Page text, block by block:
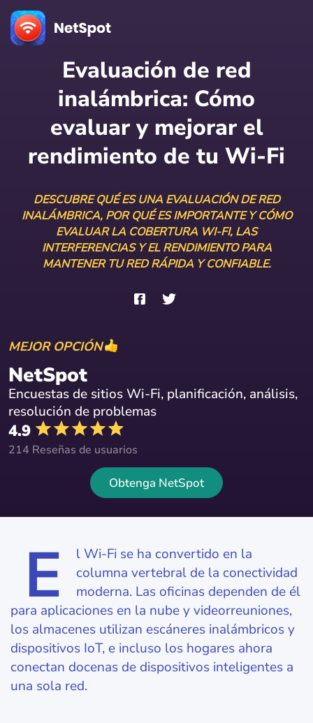
Evaluación de red
inalámbrica: Cómo
evaluar y mejorar el
rendimiento de tu Wi‑Fi
DESCUBRE QUÉ ES UNA EVALUACIÓN DE RED
INALÁMBRICA, POR QUÉ ES IMPORTANTE Y CÓMO
EVALUAR LA COBERTURA WI-FI, LAS
INTERFERENCIAS Y EL RENDIMIENTO PARA
MANTENER TU RED RÁPIDA Y CONFIABLE.
MEJOR OPCIÓN
NetSpot
Encuestas de sitios Wi-Fi, planificación, análisis,
resolución de problemas
4.9
214 Reseñas de usuarios
Obtenga NetSpot
E
l Wi‑Fi se ha convertido en la
columna vertebral de la conectividad
moderna. Las oficinas dependen de él
para aplicaciones en la nube y videorreuniones,
los almacenes utilizan escáneres inalámbricos y
dispositivos IoT, e incluso los hogares ahora
conectan docenas de dispositivos inteligentes a
una sola red.